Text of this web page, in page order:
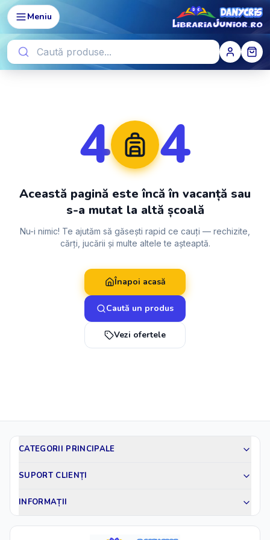
Meniu
4 4
Această pagină este încă în vacanță sau
s-a mutat la altă școală
Nu-i nimic! Te ajutăm să găsești rapid ce cauți — rechizite,
cărți, jucării și multe altele te așteaptă.
Înapoi acasă
Caută un produs
Vezi ofertele
CATEGORII PRINCIPALE
SUPORT CLIENȚI
INFORMAȚII